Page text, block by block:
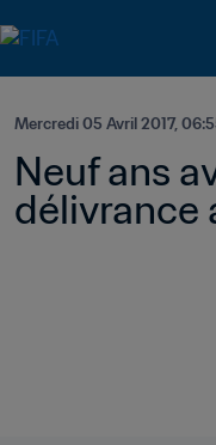
Mercredi 05 Avril 2017,
Neuf ans
délivrance